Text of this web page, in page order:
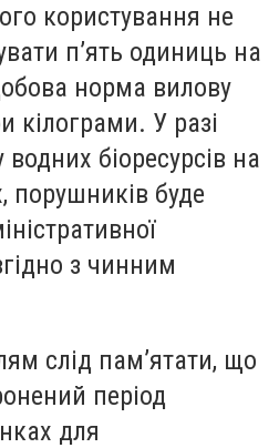
користування не
п’ять одиниць на
норма вилову
кілограми. У разі
біоресурсів на
порушників буде
з чинним
слід пам’ятати, що
період
для